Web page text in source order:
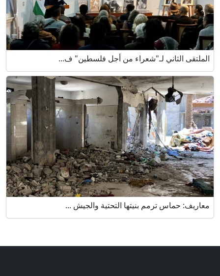
الملتقى الثاني لـ"شعراء من أجل فلسطين" ف...
معاريف: حماس ترمم بنيتها التحتية والجيش ...